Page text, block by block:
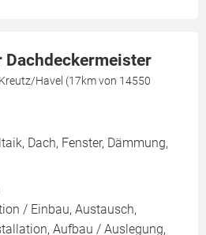
Dachdeckermeister
Havel (17km von 14550
Dach, Fenster, Dämmung,
/ Einbau, Austausch,
Aufbau / Auslegung,